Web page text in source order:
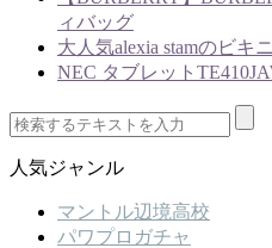
ィバッグ
大人気alexia stamのビキ
NEC タブレット
人気ジャンル
マントル辺境高校
パワプロガチャ